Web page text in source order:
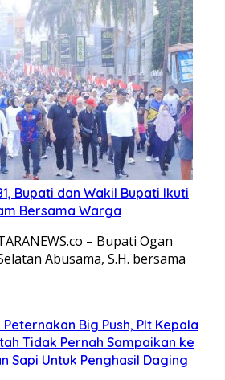
Bupati dan Wakil Bupati Ikuti
Bersama Warga
– Bupati Ogan
Abusama, S.H. bersama
Big Push, Plt Kepala
Tidak Pernah Sampaikan ke
Sapi Untuk Penghasil Daging